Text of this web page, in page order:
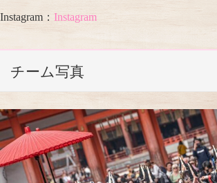
Instagram： Instagram
チーム写真